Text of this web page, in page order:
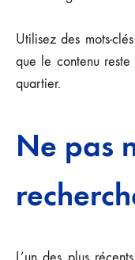
Utilisez des mots-
que le contenu
quartier.
Ne pas